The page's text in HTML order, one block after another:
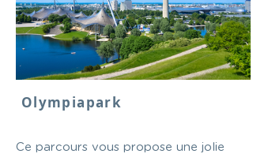
Olympiapark
Ce parcours vous propose une jolie